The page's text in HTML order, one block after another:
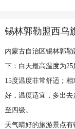
锡林郭勒盟西乌
内蒙古自治区锡林郭勒
下：白天最高温度为
15度温度非常舒适；
好，温度适宜，多出
至四级。
天气晴好的旅游景点